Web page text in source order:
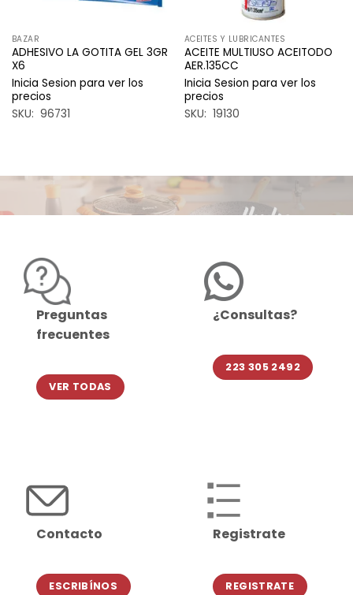
BAZAR
ADHESIVO LA GOTITA GEL 3GR
X6
Inicia Sesion para ver los
precios
SKU: 96731
ACEITES Y LUBRICANTES
ACEITE MULTIUSO ACEITODO
AER.135CC
Inicia Sesion para ver los
precios
SKU: 19130
Preguntas
frecuentes
VER TODAS
¿Consultas?
223 305 2492
Contacto
ESCRIBÍNOS
Registrate
REGISTRATE